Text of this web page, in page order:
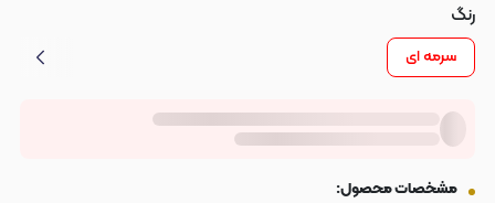
رنگ
سرمه ای
مشخصات محصول: